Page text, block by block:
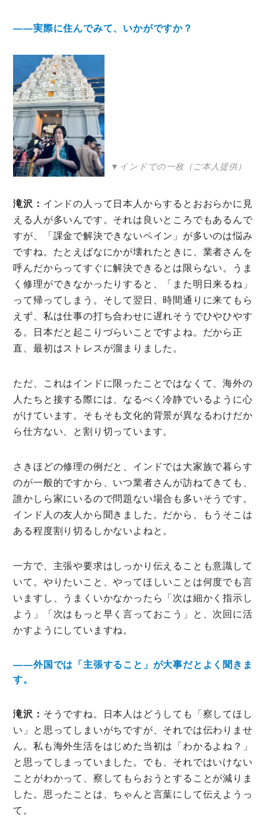
――実際に住んでみて、いかがですか？
▼インドでの一枚（ご本人提供）
滝沢： インドの人って日本人からするとおおらかに見
える人が多いんです。それは良いところでもあるんで
すが、「課金で解決できないペイン」が多いのは悩み
ですね。たとえばなにかが壊れたときに、業者さんを
呼んだからってすぐに解決できるとは限らない。うま
く修理ができなかったりすると、「また明日来るね」
って帰ってしまう。そして翌日、時間通りに来てもら
えず、私は仕事の打ち合わせに遅れそうでひやひやす
る。日本だと起こりづらいことですよね。だから正
直、最初はストレスが溜まりました。
ただ、これはインドに限ったことではなくて、海外の
人たちと接する際には、なるべく冷静でいるように心
がけています。そもそも文化的背景が異なるわけだか
ら仕方ない、と割り切っています。
さきほどの修理の例だと、インドでは大家族で暮らす
のが一般的ですから、いつ業者さんが訪ねてきても、
誰かしら家にいるので問題ない場合も多いそうです。
インド人の友人から聞きました。だから、もうそこは
ある程度割り切るしかないよねと。
一方で、主張や要求はしっかり伝えることも意識して
いて。やりたいこと、やってほしいことは何度でも言
いますし、うまくいかなかったら「次は細かく指示し
よう」「次はもっと早く言っておこう」と、次回に活
かすようにしていますね。
――外国では「主張すること」が大事だとよく聞きま
す。
滝沢： そうですね。日本人はどうしても「察してほし
い」と思ってしまいがちですが、それでは伝わりませ
ん。私も海外生活をはじめた当初は「わかるよね？」
と思ってしまっていました。でも、それではいけない
ことがわかって、察してもらおうとすることが減りま
した。思ったことは、ちゃんと言葉にして伝えようっ
て。